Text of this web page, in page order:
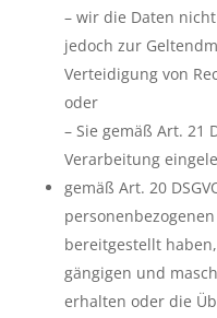
– wir die Daten
jedoch zur
Verteidigung von
oder
– Sie gemäß Art. 21
Verarbeitung
gemäß Art. 20
bereitgestellt
gängigen und
erhalten oder die